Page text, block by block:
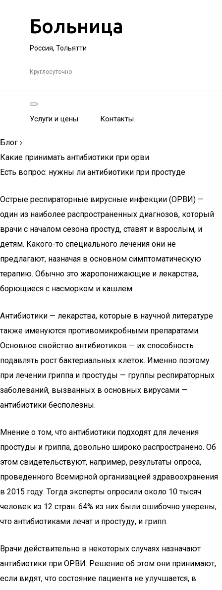
Больница
Россия, Тольятти
Круглосуточно
Услуги и цены Контакты
Блог ›
Какие принимать антибиотики при орви
Есть вопрос: нужны ли антибиотики при простуде
Острые респираторные вирусные инфекции (ОРВИ) —
один из наиболее распространенных диагнозов, который
врачи с началом сезона простуд, ставят и взрослым, и
детям. Какого-то специального лечения они не
предлагают, назначая в основном симптоматическую
терапию. Обычно это жаропонижающие и лекарства,
борющиеся с насморком и кашлем.
Антибиотики — лекарства, которые в научной литературе
также именуются противомикробными препаратами.
Основное свойство антибиотиков — их способность
подавлять рост бактериальных клеток. Именно поэтому
при лечении гриппа и простуды — группы респираторных
заболеваний, вызванных в основных вирусами —
антибиотики бесполезны.
Мнение о том, что антибиотики подходят для лечения
простуды и гриппа, довольно широко распространено. Об
этом свидетельствуют, например, результаты опроса,
проведенного Всемирной организацией здравоохранения
в 2015 году. Тогда эксперты опросили около 10 тысяч
человек из 12 стран. 64% из них были ошибочно уверены,
что антибиотиками лечат и простуду, и грипп.
Врачи действительно в некоторых случаях назначают
антибиотики при ОРВИ. Решение об этом они принимают,
если видят, что состояние пациента не улучшается, в